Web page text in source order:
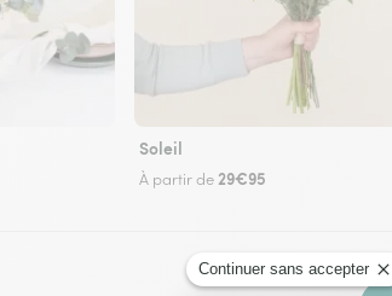
Soleil
À partir de 29€95